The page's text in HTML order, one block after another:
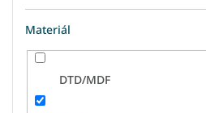
Materiál
DTD/MDF